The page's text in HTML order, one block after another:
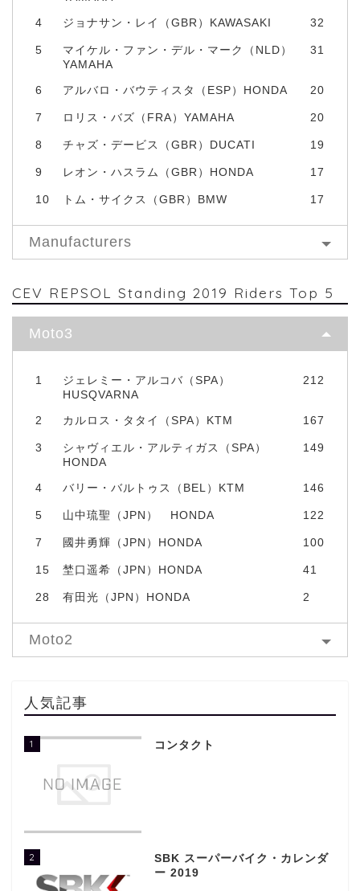
4
ジョナサン・レイ（GBR）KAWASAKI 32
5
マイケル・ファン・デル・マーク（NLD）
YAMAHA
31
6 アルバロ・バウティスタ（ESP）HONDA 20
7 ロリス・バズ（FRA）YAMAHA 20
8 チャズ・デービス（GBR）DUCATI 19
9 レオン・ハスラム（GBR）HONDA 17
10 トム・サイクス（GBR）BMW 17
Manufacturers
CEV REPSOL Standing 2019 Riders Top 5
Moto3
1
ジェレミー・アルコバ（SPA）
HUSQVARNA
212
2 カルロス・タタイ（SPA）KTM 167
3
シャヴィエル・アルティガス（SPA）
HONDA
149
4 バリー・バルトゥス（BEL）KTM 146
5 山中琉聖（JPN） HONDA 122
7 國井勇輝（JPN）HONDA 100
15 埜口遥希（JPN）HONDA 41
28 有田光（JPN）HONDA 2
Moto2
人気記事
1 コンタクト
2
SBK スーパーバイク・カレンダ
ー 2019